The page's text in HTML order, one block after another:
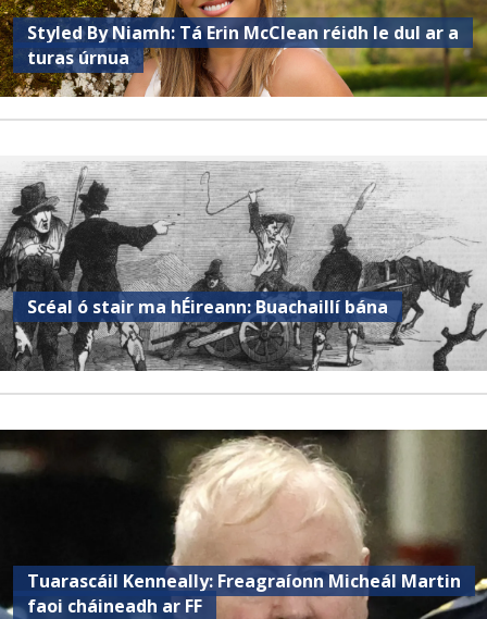
Styled By Niamh: Tá Erin McClean réidh le dul ar a
turas úrnua
Scéal ó stair ma hÉireann: Buachaillí bána
Tuarascáil Kenneally: Freagraíonn Micheál Martin
faoi cháineadh ar FF